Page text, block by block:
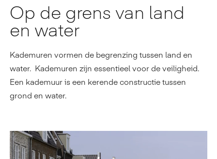
Op de grens van land
en water
Kademuren vormen de begrenzing tussen land en
water. Kademuren zijn essentieel voor de veiligheid.
Een kademuur is een kerende constructie tussen
grond en water.